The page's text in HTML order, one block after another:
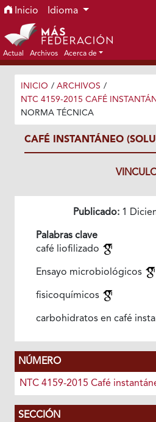
Ir al menú de navegación principal
Ir al contenido principal
Ir al pie de página del sitio
Inicio Idioma
Actual Archivos Acerca de
INICIO / ARCHIVOS /
NTC 4159-2015 CAFÉ
NORMA TÉCNICA
CAFÉ INSTANTÁNEO
Publicado:1
Palabras clave
café liofilizado
Ensayo microbiológicos
fisicoquímicos
carbohidratos en café
NÚMERO
NTC 4159-2015 Café
SECCIÓN